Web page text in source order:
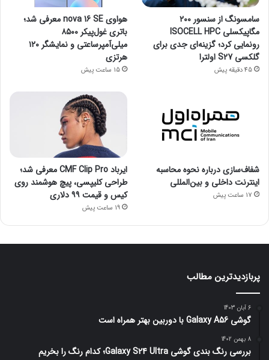
سامسونگ از سنسور ۲۰۰
مگاپیکسلی ISOCELL HPC
رونمایی کرد؛ گزینه‌ای جدی برای
گلکسی S27 اولترا
45 دقیقه پیش
هواوی nova 16 SE معرفی شد؛
باتری غول‌پیکر ۸۵۰۰
میلی‌آمپرساعتی و نمایشگر ۱۲۰
هرتزی
15 ساعت پیش
شفاف‌سازی درباره نحوه محاسبه
اینترنت داخلی و بین‌المللی
17 ساعت پیش
ایرباد CMF Clip Pro معرفی شد؛
طراحی کلیپسی، پیچ هوشمند روی
کیس و قیمت ۹۹ دلاری
19 ساعت پیش
پربازدیدترین مطالب
6 آبان 1403
گوشی Galaxy A56 با دوربین بهتر همراه است
8 بهمن 1402
بررسی رنگ بندی گوشی Galaxy S24 Ultra؛ کدام رنگ را بخریم